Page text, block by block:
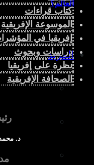
العالم؟
المزيد
إفريقيا في
الحالة الدينية
الملف
كتاب قراءات
الموسوعة الإفريقية
إفريقيا في
دراسات وبحوث
نظرة على إفريقيا
الصحافة الإفريقية
د.